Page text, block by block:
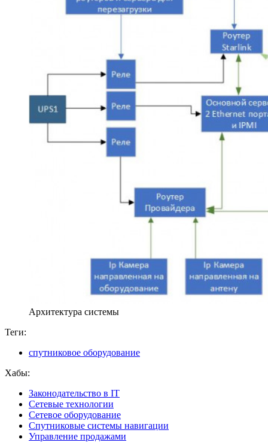
Архитектура системы
Теги:
спутниковое оборудование
Хабы:
Законодательство в IT
Сетевые технологии
Сетевое оборудование
Спутниковые системы навигации
Управление продажами